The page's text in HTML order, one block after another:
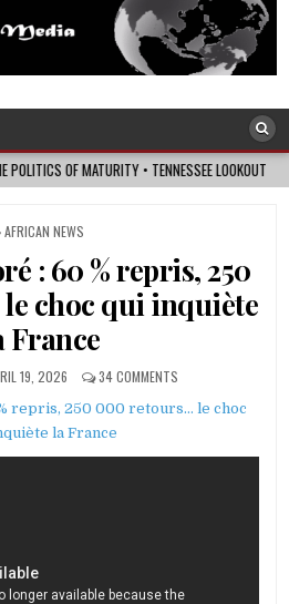
Media
2026-08-07 I’M REJOINING
POSTED
AFRICAN NEWS
: 60 % repris, 250
choc qui inquiète
France
19, 2026 34 COMMENTS